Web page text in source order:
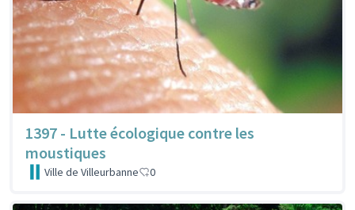
1397 - Lutte écologique contre les
moustiques
Ville de Villeurbanne 0